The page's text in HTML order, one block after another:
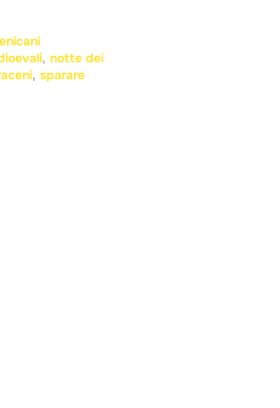
, notte dei
, sparare